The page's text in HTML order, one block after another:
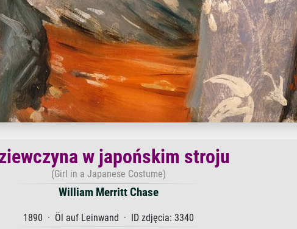
w japońskim stroju
(Girl in a Japanese Costume)
William Merritt Chase
1890 · Öl auf Leinwand · ID zdjęcia: 3340